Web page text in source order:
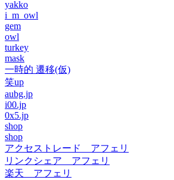
yakko
i_m_owl
gem
owl
turkey
mask
一時的 遷移(仮)
笑up
aubg.jp
i00.jp
0x5.jp
shop
shop
アクセストレード アフェリ
リンクシェア アフェリ
楽天 アフェリ